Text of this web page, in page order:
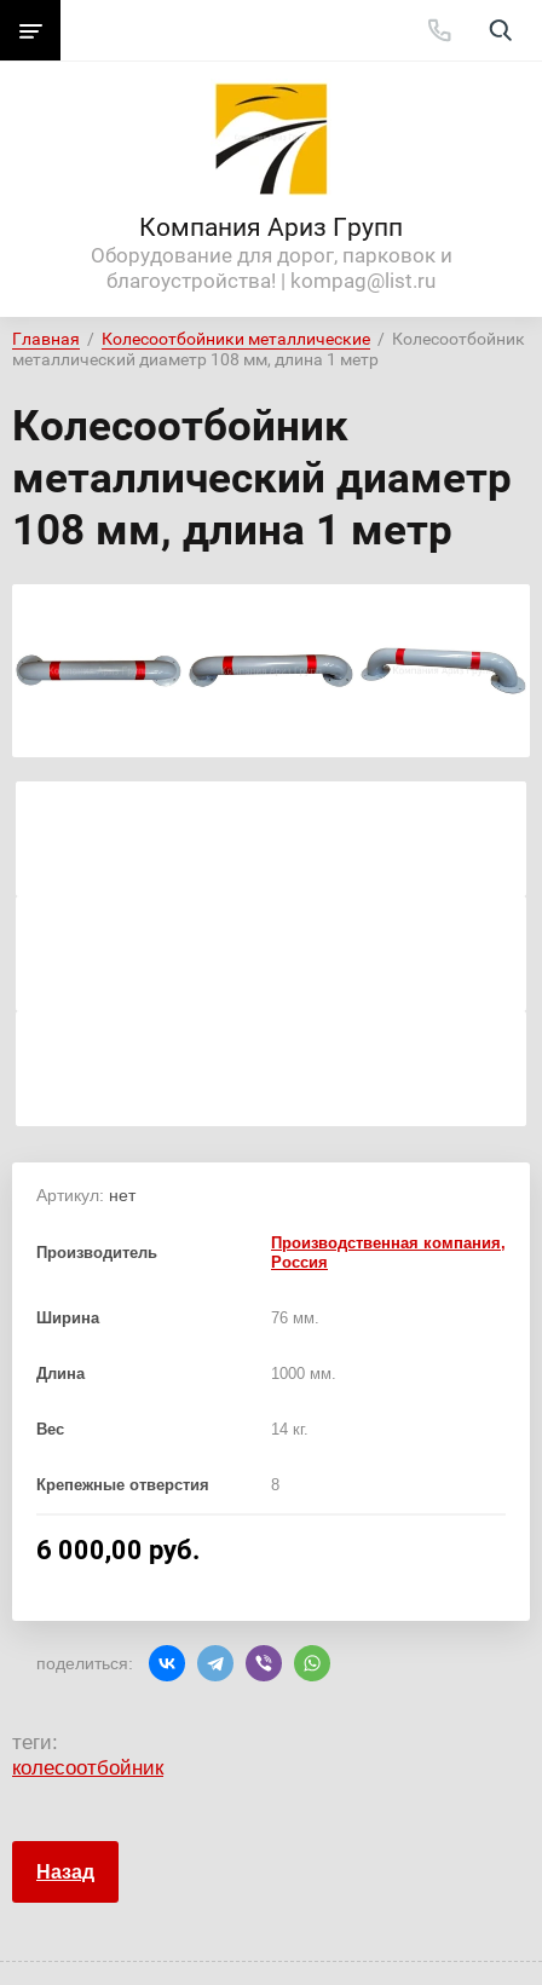
Компания Ариз Групп
Оборудование для дорог, парковок и
благоустройства! | kompag@list.ru
Главная
  /
Колесоотбойники металлические
  /  Колесоотбойник
металлический диаметр 108 мм, длина 1 метр
Колесоотбойник
металлический диаметр
108 мм, длина 1 метр
Артикул: нет
Производитель
Производственная компания,
Россия
Ширина 76 мм.
Длина 1000 мм.
Вес 14 кг.
Крепежные отверстия 8
6 000,00 руб.
поделиться:
теги:
колесоотбойник
Назад